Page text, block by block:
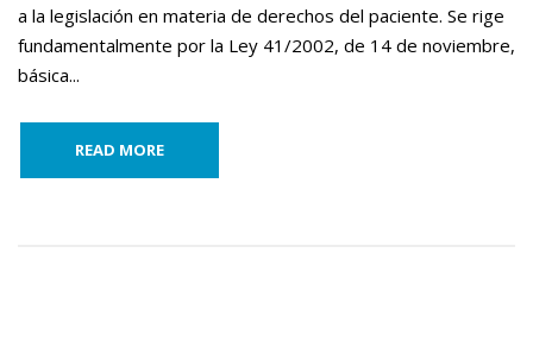
a la legislación en materia de derechos del paciente. Se rige
fundamentalmente por la Ley 41/2002, de 14 de noviembre,
básica...
READ MORE